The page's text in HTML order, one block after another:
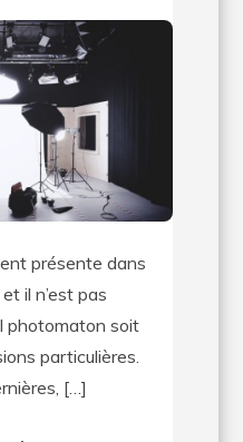
Pourquoi
louer
un
photobooth
?
présente dans
il n’est pas
photomaton soit
particulières.
[…]